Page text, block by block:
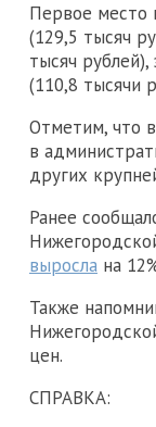
Первое место
(129,5 тысяч
тысяч
(110,8 тысячи
Отметим, что
в
других
Ранее
выросла на
Также
цен.
СПРАВКА: